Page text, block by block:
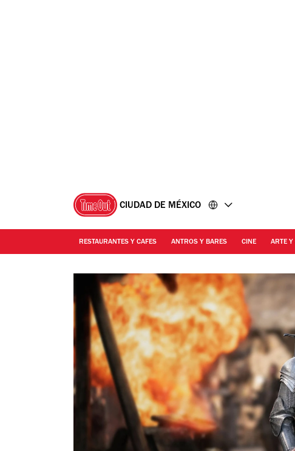
CIUDAD DE MÉXICO
RESTAURANTES Y CAFES ANTROS Y BARES CINE ARTE Y